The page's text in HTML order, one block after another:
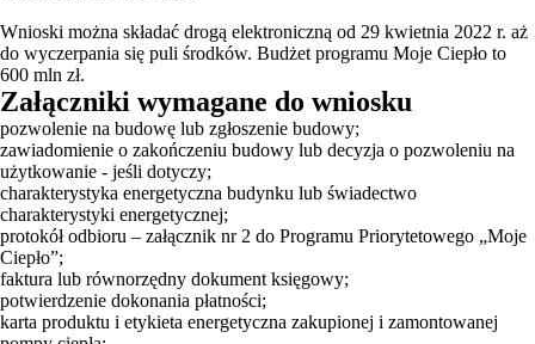
Wnioski można składać drogą elektroniczną od 29 kwietnia 2022 r. aż
do wyczerpania się puli środków. Budżet programu Moje Ciepło to
600 mln zł.
Załączniki wymagane do wniosku
pozwolenie na budowę lub zgłoszenie budowy;
zawiadomienie o zakończeniu budowy lub decyzja o pozwoleniu na
użytkowanie - jeśli dotyczy;
charakterystyka energetyczna budynku lub świadectwo
charakterystyki energetycznej;
protokół odbioru – załącznik nr 2 do Programu Priorytetowego „Moje
Ciepło”;
faktura lub równorzędny dokument księgowy;
potwierdzenie dokonania płatności;
karta produktu i etykieta energetyczna zakupionej i zamontowanej